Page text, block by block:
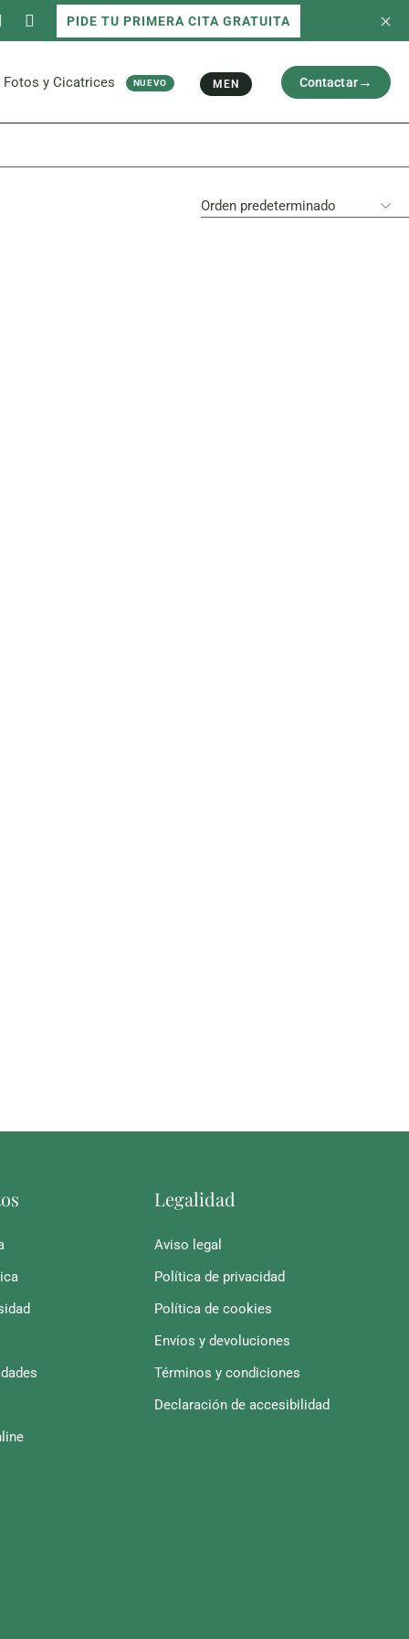
PIDE TU PRIMERA CITA GRATUITA
Brazos y Piernas
Capilar
servicios
Fotos y Cicatrices NUEVO
Fotos antes/después
MEN
Cara
Contactar
Brazos y Piernas
Capilar
serviciosFotos antes/después Cara
Legalidad
Aviso legal
Política de privacidad
Política de cookies
Envíos y devoluciones
Términos y condiciones
Declaración de accesibilidad